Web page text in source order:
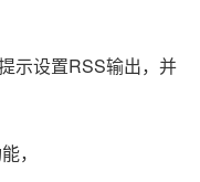
示设置RSS输出，并
，